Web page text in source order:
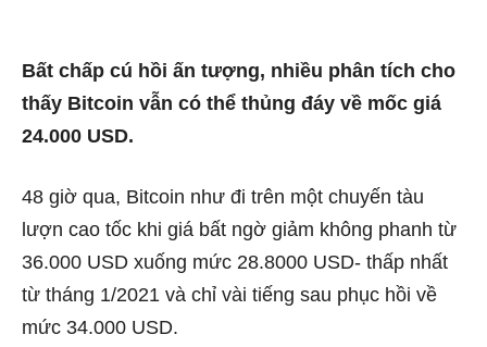
Bất chấp cú hồi ấn tượng, nhiều phân tích cho
thấy Bitcoin vẫn có thể thủng đáy về mốc giá
24.000 USD.
48 giờ qua, Bitcoin như đi trên một chuyến tàu
lượn cao tốc khi giá bất ngờ giảm không phanh từ
36.000 USD xuống mức 28.8000 USD- thấp nhất
từ tháng 1/2021 và chỉ vài tiếng sau phục hồi về
mức 34.000 USD.